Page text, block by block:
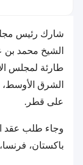
شارك رئيس
الشيخ محمد بن
طارئة لمجلس
الشرق الأوسط،
على قطر.
وجاء طلب عقد
باكستان،